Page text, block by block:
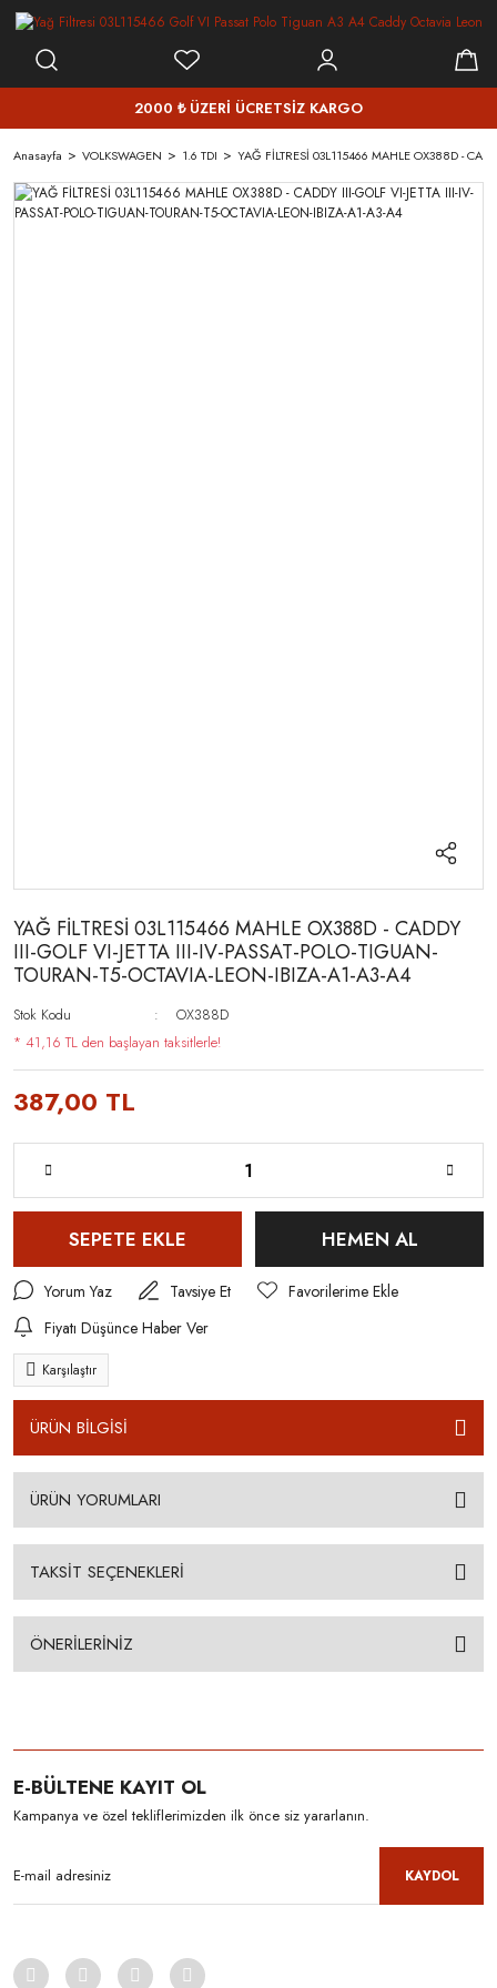
2000 ₺ ÜZERİ ÜCRETSİZ KARGO
Anasayfa VOLKSWAGEN 1.6 TDI YAĞ FİLTRESİ 03L115466 MAHLE OX388D -
YAĞ FİLTRESİ 03L115466 MAHLE OX388D - CADDY
III-GOLF VI-JETTA III-IV-PASSAT-POLO-TIGUAN-
TOURAN-T5-OCTAVIA-LEON-IBIZA-A1-A3-A4
Stok Kodu
OX388D
* 41,16 TL den başlayan taksitlerle!
387,00 TL
SEPETE EKLE HEMEN AL
Yorum Yaz
Tavsiye Et
Fiyatı Düşünce Haber Ver
Karşılaştır
ÜRÜN BİLGİSİ
ÜRÜN YORUMLARI
TAKSİT SEÇENEKLERİ
ÖNERİLERİNİZ
E-BÜLTENE KAYIT OL
Kampanya ve özel tekliflerimizden ilk önce siz yararlanın.
KAYDOL